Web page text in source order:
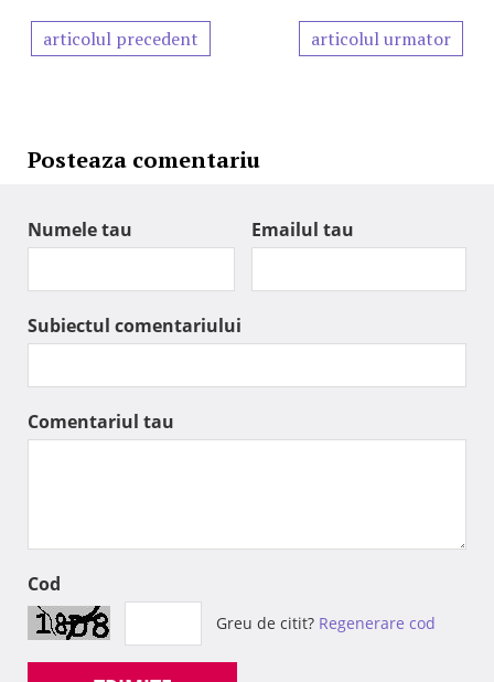
articolul precedent articolul urmator
Posteaza comentariu
Numele tau Emailul tau
Subiectul comentariului
Comentariul tau
Cod
Greu de citit? Regenerare cod